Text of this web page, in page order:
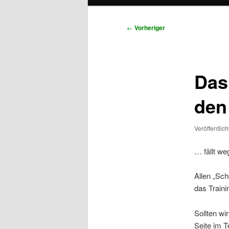
Beitragsnavigation
← Vorheriger
… fällt
Allen
das
Sollten
Seite im